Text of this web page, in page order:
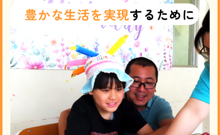
豊かな生活を実現する ために